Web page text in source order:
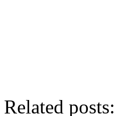
Related posts: